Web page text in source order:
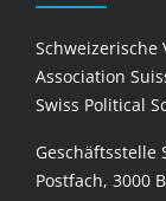
Schweizerische
Association
Swiss Political
Geschäftsstelle
Postfach, 3000